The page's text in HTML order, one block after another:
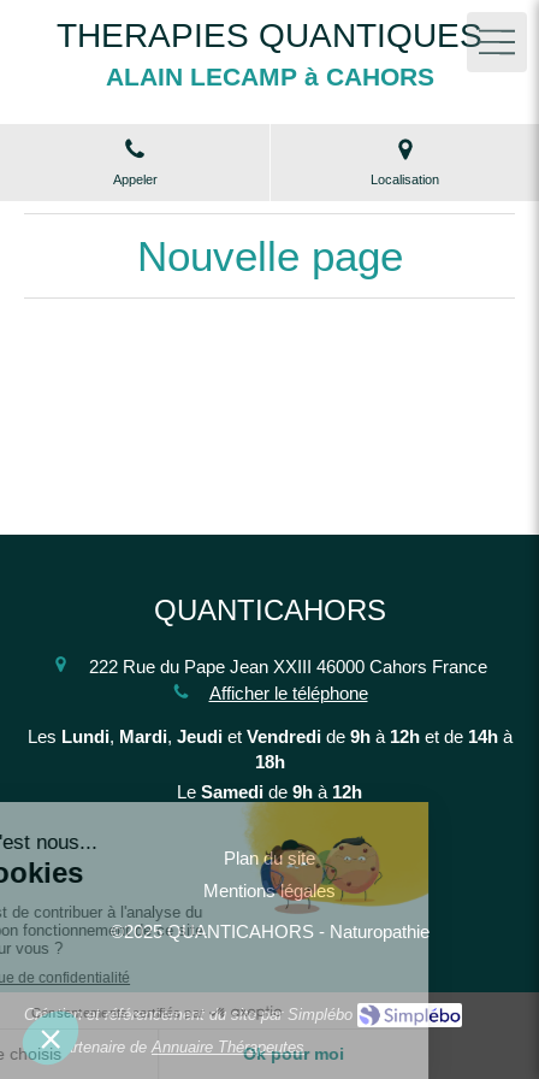
THERAPIES QUANTIQUES
ALAIN LECAMP à CAHORS
Appeler Localisation
Nouvelle page
QUANTICAHORS
222 Rue du Pape Jean XXIII 46000 Cahors France
Afficher le téléphone
Les Lundi, Mardi, Jeudiet Vendredide 9hà 12het de 14hà
18h
Le Samedi de 9h à 12h
Plan du site
Mentions légales
©2025 QUANTICAHORS - Naturopathie
Création et référencement du site par Simplébo
Site partenaire deAnnuaire Thérapeutes